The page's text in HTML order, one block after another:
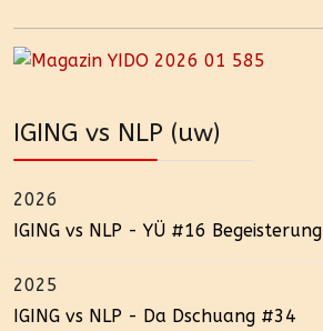
IGING vs NLP (uw)
2026
IGING vs NLP - YÜ #16 Begeisterung
2025
IGING vs NLP - Da Dschuang #34